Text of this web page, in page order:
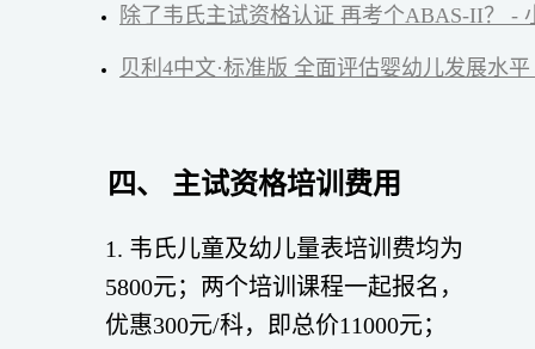
除了韦氏主试资格认证 再考个ABAS-II？ -
贝利4中文·标准版 全面评估婴幼儿发展水
四、 主试资格培训费用
1. 韦氏儿童及幼儿量表培训费均为
5800元；两个培训课程一起报名，
优惠300元/科，即总价11000元；